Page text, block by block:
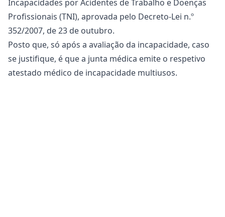
Incapacidades por Acidentes de Trabalho e Doenças
Profissionais (TNI), aprovada pelo Decreto-Lei n.º
352/2007, de 23 de outubro.
Posto que, só após a avaliação da incapacidade, caso
se justifique, é que a junta médica emite o respetivo
atestado médico de incapacidade multiusos.